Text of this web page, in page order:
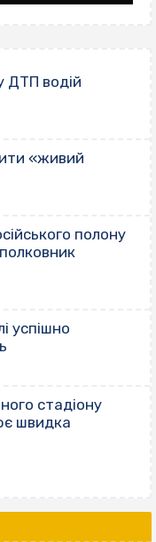
ДТП водій
«живий
полону
успішно
стадіону
швидка